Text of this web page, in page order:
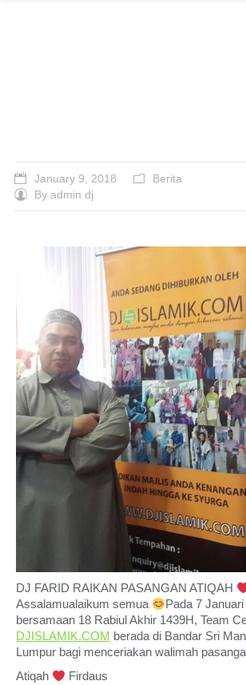
January 9, 2018
Berita
By admin dj
DJ FARID RAIKAN PASANGAN ATIQAH
Assalamualaikum semua
Pada 7
bersamaan 18 Rabiul Akhir 1439H, Team
DJISLAMIK.COM berada di Bandar Sri
Lumpur bagi menceriakan walimah
Atiqah
Firdaus